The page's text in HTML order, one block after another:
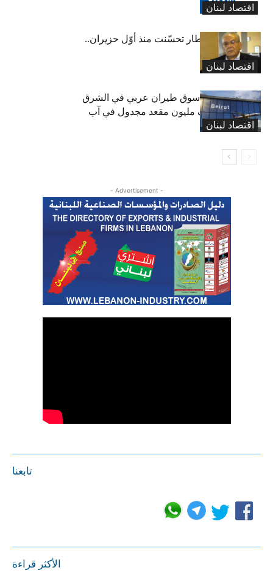
اقتصاد لبنان
اقتصاد لبنان
عبود: حركة المطار تحسّنت منذ أوّل حزيران..
ولكن
اقتصاد لبنان
لبنان ثامن أكبر سوق طيران عربي في الشرق
الأوسط… نصف مليون مقعد مجدول في آب
(انفوغراف)
- Advertisement -
تابعنا
الأكثر قراءة